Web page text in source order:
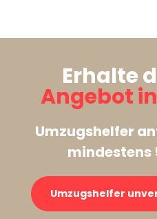
Erhalte
Angebot
Umzugshelfer
mindestens
Umzugshelfer